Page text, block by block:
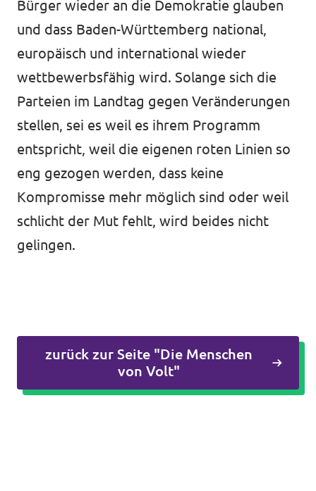
Bürger wieder an die Demokratie glauben
und dass Baden-Württemberg national,
europäisch und international wieder
wettbewerbsfähig wird. Solange sich die
Parteien im Landtag gegen Veränderungen
stellen, sei es weil es ihrem Programm
entspricht, weil die eigenen roten Linien so
eng gezogen werden, dass keine
Kompromisse mehr möglich sind oder weil
schlicht der Mut fehlt, wird beides nicht
gelingen.
zurück zur Seite "Die Menschen
von Volt"